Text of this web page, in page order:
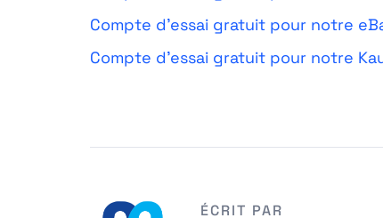
Compte d'essai gratuit pour notre
Compte d'essai gratuit pour notre
ÉCRIT PAR